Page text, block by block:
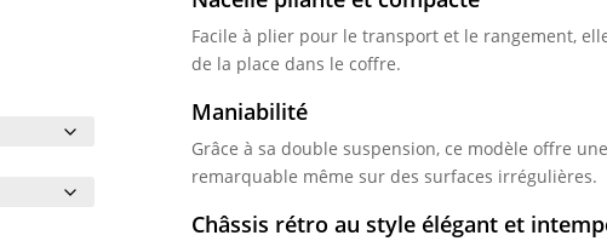
Facile à plier pour le transport et le rangement,
de la place dans le coffre.
Maniabilité
Grâce à sa double suspension, ce modèle offre
remarquable même sur des surfaces irrégulières.
Châssis rétro au style élégant et